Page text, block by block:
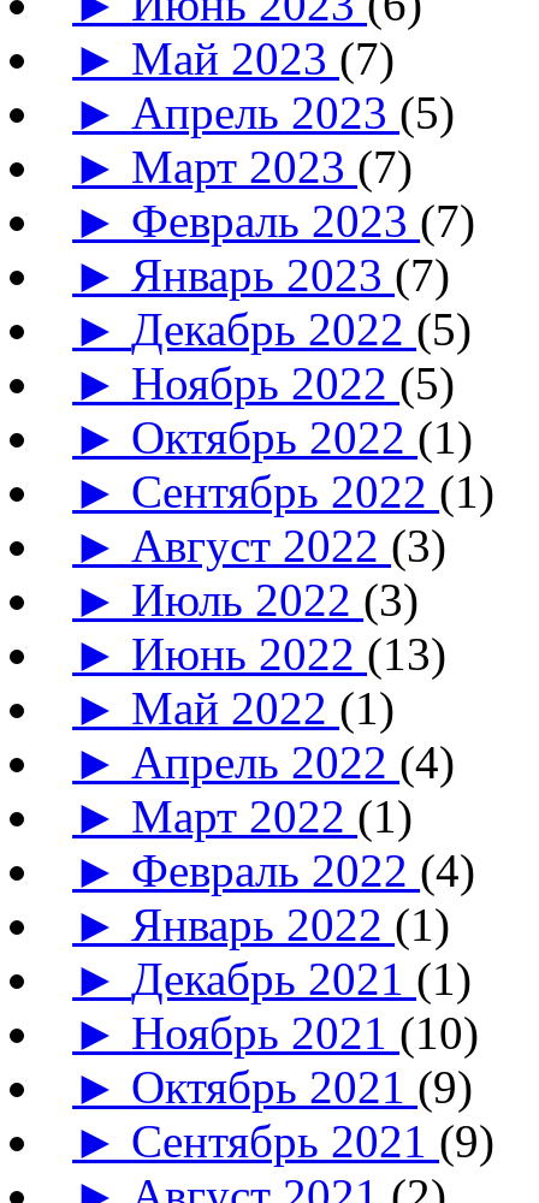
► Май 2023 (7)
► Апрель 2023 (5)
► Март 2023 (7)
► Февраль 2023 (7)
► Январь 2023 (7)
►Декабрь 2022 (5)
► Ноябрь 2022 (5)
► Октябрь 2022 (1)
► Сентябрь 2022 (1)
► Август 2022 (3)
► Июль 2022 (3)
► Июнь 2022 (13)
► Май 2022 (1)
► Апрель 2022 (4)
► Март 2022 (1)
► Февраль 2022 (4)
► Январь 2022 (1)
►Декабрь 2021 (1)
► Ноябрь 2021 (10)
► Октябрь 2021 (9)
► Сентябрь 2021 (9)